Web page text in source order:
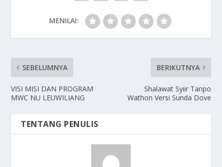
MENILAI:
SEBELUMNYA
VISI MISI DAN PROGRAM
MWC NU LEUWILIANG
BERIKUTNYA
Shalawat Syiir Tanpo
Wathon Versi Sunda Dove
TENTANG PENULIS